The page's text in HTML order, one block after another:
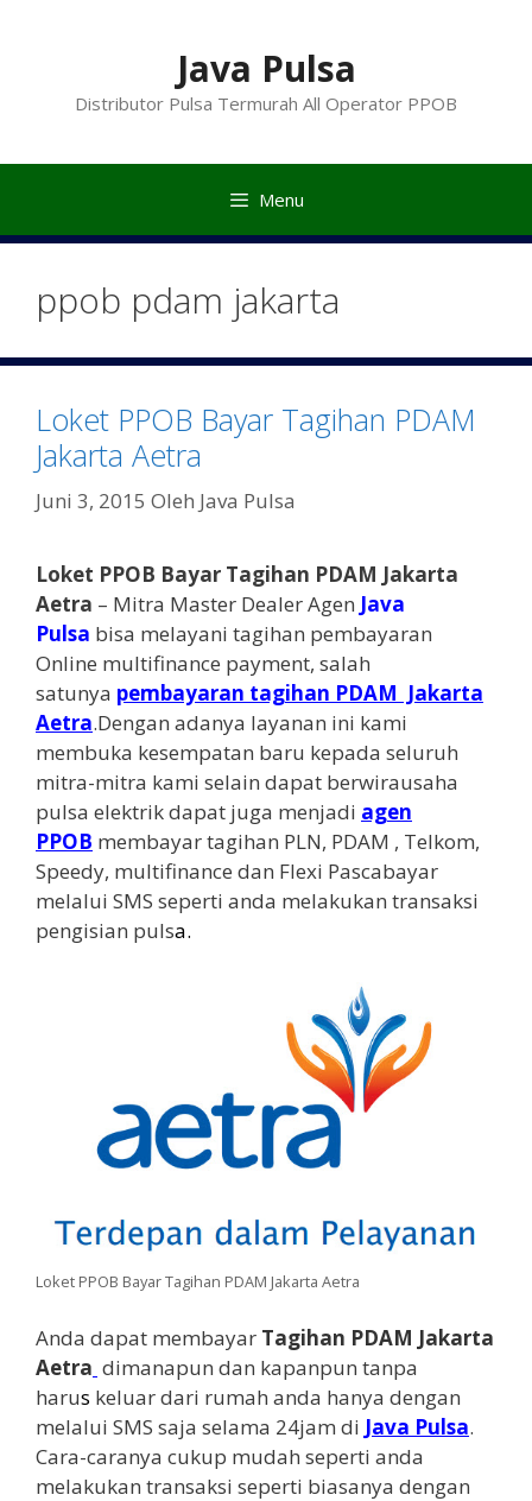
Java Pulsa
Distributor Pulsa Termurah All Operator PPOB
Menu
ppob pdam jakarta
Loket PPOB Bayar Tagihan PDAM
Jakarta Aetra
Juni 3, 2015 Oleh Java Pulsa
Loket PPOB Bayar Tagihan PDAM Jakarta
Aetra – Mitra Master Dealer Agen Java
Pulsa bisa melayani tagihan pembayaran
Online multifinance payment, salah
satunya pembayaran tagihan PDAM Jakarta
Aetra.Dengan adanya layanan ini kami
membuka kesempatan baru kepada seluruh
mitra-mitra kami selain dapat berwirausaha
pulsa elektrik dapat juga menjadi agen
PPOB membayar tagihan PLN, PDAM , Telkom,
Speedy, multifinance dan Flexi Pascabayar
melalui SMS seperti anda melakukan transaksi
pengisian pulsa.
Loket PPOB Bayar Tagihan PDAM Jakarta Aetra
Anda dapat membayar Tagihan PDAM Jakarta
Aetra dimanapun dan kapanpun tanpa
harus keluar dari rumah anda hanya dengan
melalui SMS saja selama 24jam di Java Pulsa.
Cara-caranya cukup mudah seperti anda
melakukan transaksi seperti biasanya dengan